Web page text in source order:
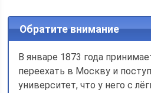
Обратите внимание
В январе 1873 года
переехать в Москву и
университет, что у него с